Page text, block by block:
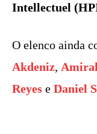
Intellectuel
O elenco ainda
Akdeniz,
Reyes e Daniel